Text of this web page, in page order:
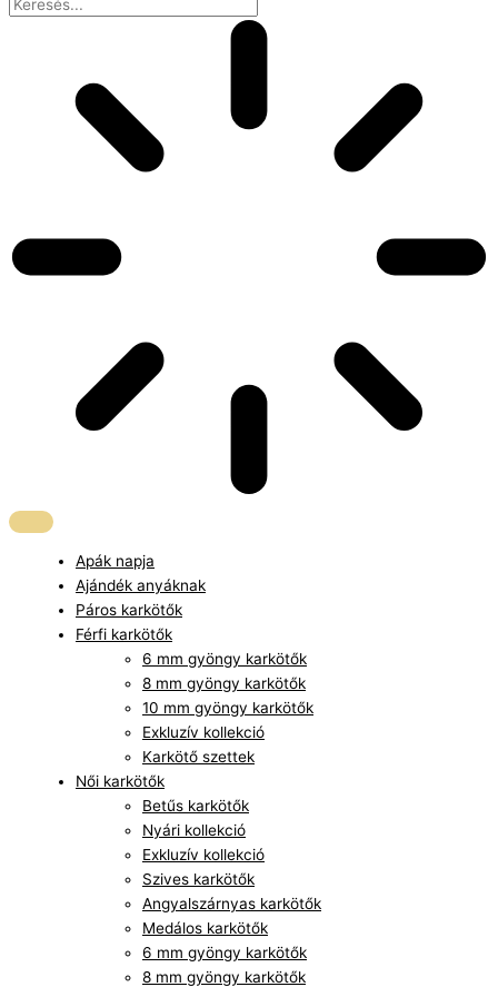
Apák napja
Ajándék anyáknak
Páros karkötők
Férfi karkötők
6 mm gyöngy karkötők
8 mm gyöngy karkötők
10 mm gyöngy karkötők
Exkluzív kollekció
Karkötő szettek
Női karkötők
Betűs karkötők
Nyári kollekció
Exkluzív kollekció
Szives karkötők
Angyalszárnyas karkötők
Medálos karkötők
6 mm gyöngy karkötők
8 mm gyöngy karkötők